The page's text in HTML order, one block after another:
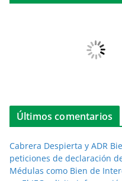
Últimos comentarios
Cabrera Despierta y ADR
peticiones de declaración
Médulas como Bien de